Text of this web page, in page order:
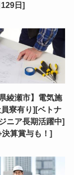
日]
綾瀬市】電気施
寮有り][ベトナ
ニア長期活躍中]
決算賞与も！]